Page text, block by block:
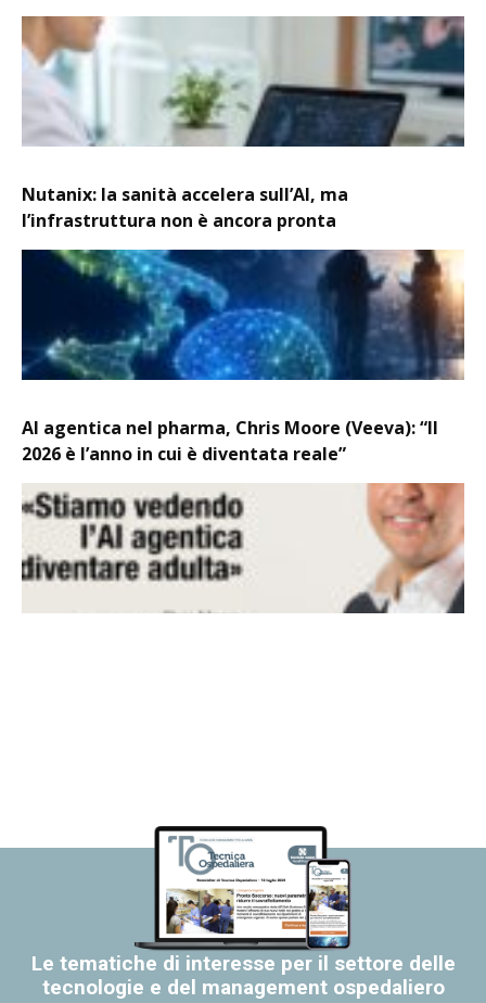
Nutanix: la sanità accelera sull’AI, ma
l’infrastruttura non è ancora pronta
AI agentica nel pharma, Chris Moore (Veeva): “Il
2026 è l’anno in cui è diventata reale”
Le tematiche di interesse per il settore delle
tecnologie e del management ospedaliero